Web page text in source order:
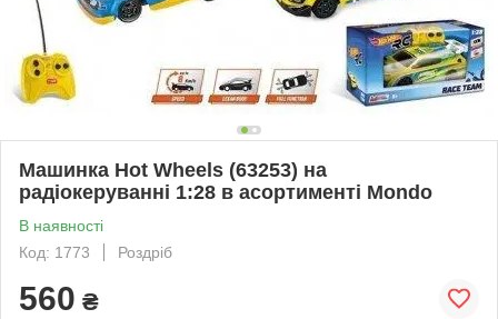
Машинка Hot Wheels (63253) на
радіокеруванні 1:28 в асортименті Mondo
В наявності
Код: 1773
Роздріб
560 ₴